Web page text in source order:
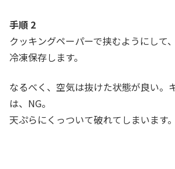
手順 2
クッキングペーパーで挟むようにして
冷凍保存します。
なるべく、空気は抜けた状態が良い。
は、NG。
天ぷらにくっついて破れてしまいます。